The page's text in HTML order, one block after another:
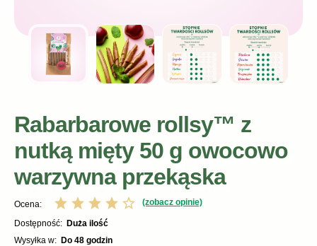
Rabarbarowe rollsy™ z
nutką mięty 50 g owocowo
warzywna przekąska
Ocena: (zobacz opinie)
Dostępność:
duża ilość
Wysyłka w:
do 48 godzin